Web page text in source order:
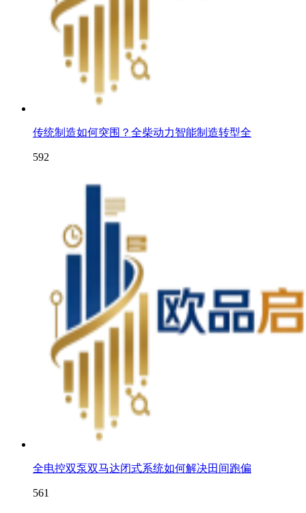
传统制造如何突围？全柴动力智能制造转型全
592
全电控双泵双马达闭式系统如何解决田间跑偏
561